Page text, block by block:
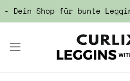
InhaltShop für bunte Leggins &
Navigationsmenü